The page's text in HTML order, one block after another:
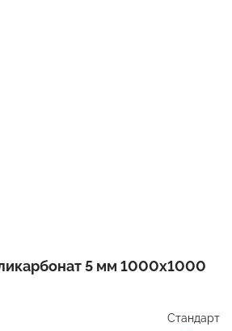
5 мм 1000х1000
Стандарт